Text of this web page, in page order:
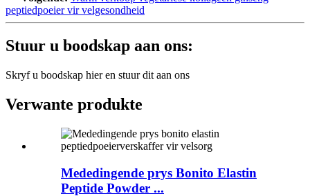
peptiedpoeier vir velgesondheid
Stuur u boodskap aan ons:
Skryf u boodskap hier en stuur dit aan ons
Verwante produkte
Mededingende prys Bonito Elastin
Peptide Powder ...